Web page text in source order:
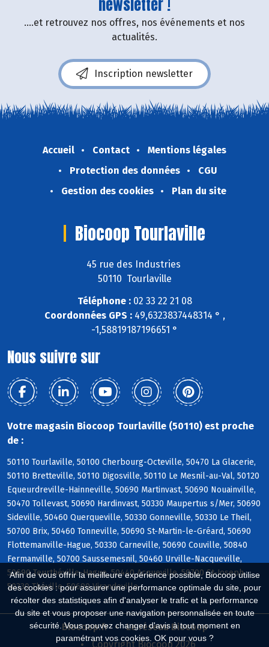
Afin de vous offrir la meilleure expérience possible, Biocoop utilise
des cookies : pour assurer une performance optimale du site, pour
récolter des statistiques afin d'analyser le trafic et la performance
du site et vous proposer une navigation personnalisée en toute
sécurité. Vous pouvez changer d'avis à tout moment en
paramétrant vos cookies. OK pour vous ?
newsletter !
....et retrouvez nos offres, nos événements et nos
actualités.
Inscription newsletter
Accueil Contact
Mentions légales
Protection des données
CGU
Gestion des cookies
Plan du site
Biocoop Tourlaville
45 rue des Industries
50110 Tourlaville
Téléphone :02 33 22 21 08
Coordonnées GPS :49,6323837448314 ° ,
-1,58819187196651 °
Nous suivre sur
Votre magasin Biocoop Tourlaville (50110) est proche
de :
50110 Tourlaville, 50100 Cherbourg-Octeville, 50470 La Glacerie,
50110 Bretteville, 50110 Digosville, 50110 Le Mesnil-au-Val, 50120
Equeurdreville-Hainneville, 50690 Martinvast, 50690 Nouainville,
50470 Tollevast, 50690 Hardinvast, 50330 Maupertus s/Mer, 50690
Sideville, 50460 Querqueville, 50330 Gonneville, 50330 Le Theil,
50700 Brix, 50460 Tonneville, 50690 St-Martin-le-Gréard, 50690
Flottemanville-Hague, 50330 Carneville, 50690 Couville, 50840
Fermanville, 50700 Saussemesnil, 50460 Urville-Nacqueville,
50690 Teurthéville-Hague, 50440 Acqueville, 50700 St-Joseph,
50330 Théville, 50690 Virandeville
Biocoop.fr
Le réseau Biocoop
Copyright Biocoop 2026